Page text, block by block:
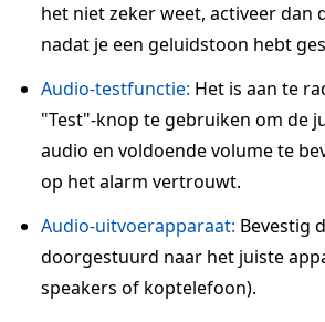
het niet zeker weet, activeer dan
nadat je een geluidstoon hebt
Audio-testfunctie: Het is aan te
"Test"-knop te gebruiken om de
audio en voldoende volume te
op het alarm vertrouwt.
Audio-uitvoerapparaat: Bevestig
doorgestuurd naar het juiste
speakers of koptelefoon).